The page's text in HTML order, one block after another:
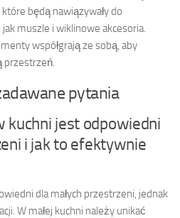
będą nawiązywały do
muszle i wiklinowe akcesoria.
współgrają ze sobą, aby
przestrzeń.
pytania
kuchni jest odpowiedni
i jak to efektywnie
dla małych przestrzeni, jednak
W małej kuchni należy unikać